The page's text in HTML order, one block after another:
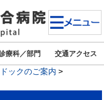
療科／部門 交通アクセス
ックのご案内 >